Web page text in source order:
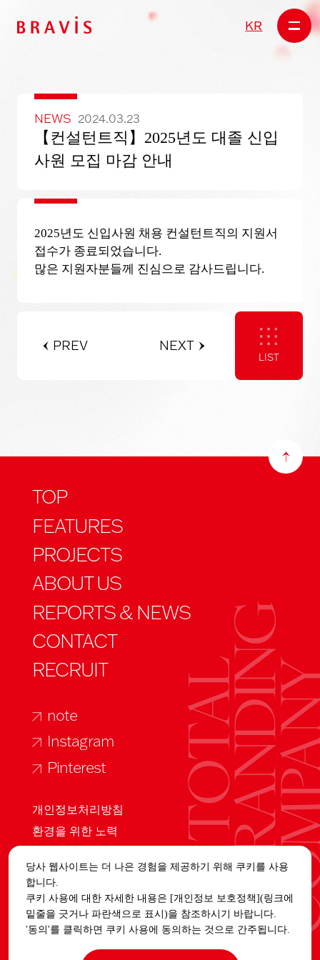
NEWS 2024.03.23
【컨설턴트직】2025년도 대졸 신입
사원 모집 마감 안내
2025년도 신입사원 채용 컨설턴트직의 지원서
접수가 종료되었습니다.
많은 지원자분들께 진심으로 감사드립니다.
PREV NEXT
LIST
TOP
FEATURES
PROJECTS
ABOUT US
REPORTS & NEWS
CONTACT
RECRUIT
note
Instagram
Pinterest
개인정보처리방침
환경을 위한 노력
Global
JP EN KR 中簡
KR
당사 웹사이트는 더 나은 경험을 제공하기 위해 쿠키를 사용
합니다.
쿠키 사용에 대한 자세한 내용은 [개인정보 보호정책](링크에
밑줄을 긋거나 파란색으로 표시)을 참조하시기 바랍니다.
'동의'를 클릭하면 쿠키 사용에 동의하는 것으로 간주됩니다.